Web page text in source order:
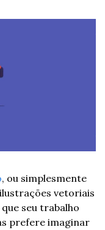
, ou simplesmente
ilustrações vetoriais
seu trabalho
prefere imaginar